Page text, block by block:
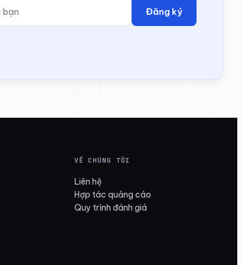
Đăng ký
VỀ CHÚNG TÔI
Liên hệ
Hợp tác quảng cáo
Quy trình đánh giá